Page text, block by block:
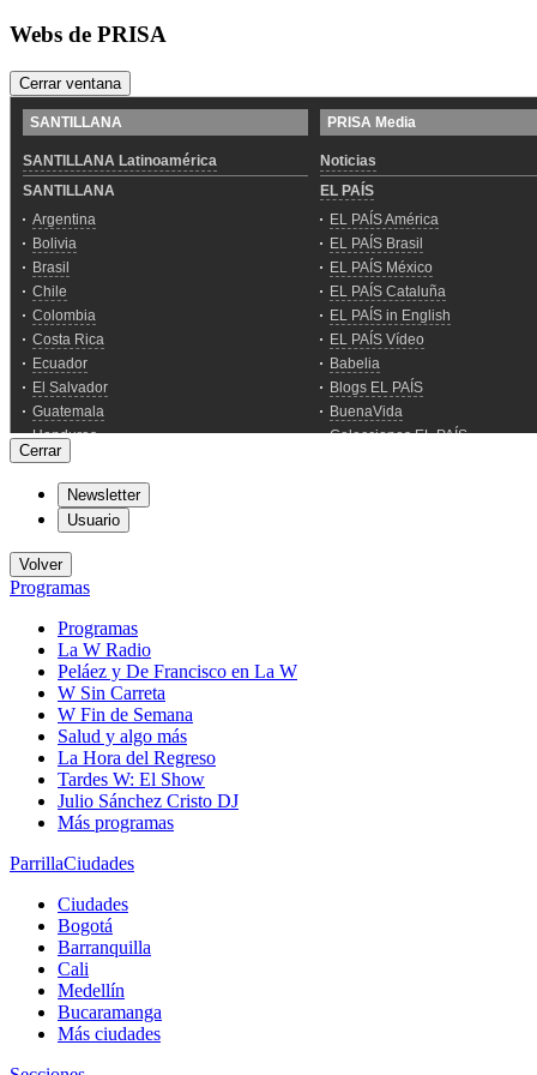
Webs de PRISA
Cerrar ventana
Cerrar
Newsletter
Usuario
Volver
Programas
Programas
La W Radio
Peláez y De Francisco en La W
W Sin Carreta
W Fin de Semana
Salud y algo más
La Hora del Regreso
Tardes W: El Show
Julio Sánchez Cristo DJ
Más programas
ParrillaCiudades
Ciudades
Bogotá
Barranquilla
Cali
Medellín
Bucaramanga
Más ciudades